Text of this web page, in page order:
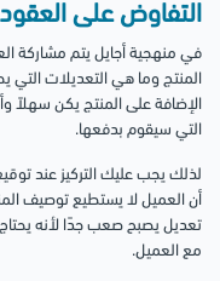
التفاوض على العقود
في منهجية أجايل يتم مشاركة
المنتج وما هي التعديلات التي
الإضافة على المنتج يكن سهلاً
التي سيقوم بدفعها.
لذلك يجب عليك التركيز عند
أن العميل لا يستطيع توصيف
تعديل يصبح صعب جدًا لأنه
مع العميل.